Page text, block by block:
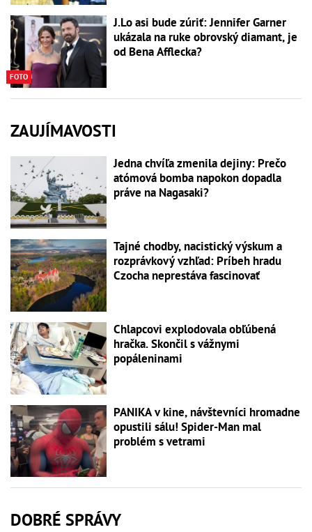
FOTO
J.Lo asi bude zúriť: Jennifer Garner
ukázala na ruke obrovský diamant, je
od Bena Afflecka?
ZAUJÍMAVOSTI
Jedna chvíľa zmenila dejiny: Prečo
atómová bomba napokon dopadla
práve na Nagasaki?
Tajné chodby, nacistický výskum a
rozprávkový vzhľad: Príbeh hradu
Czocha neprestáva fascinovať
Chlapcovi explodovala obľúbená
hračka. Skončil s vážnymi
popáleninami
PANIKA v kine, návštevníci hromadne
opustili sálu! Spider-Man mal
problém s vetrami
DOBRÉ SPRÁVY